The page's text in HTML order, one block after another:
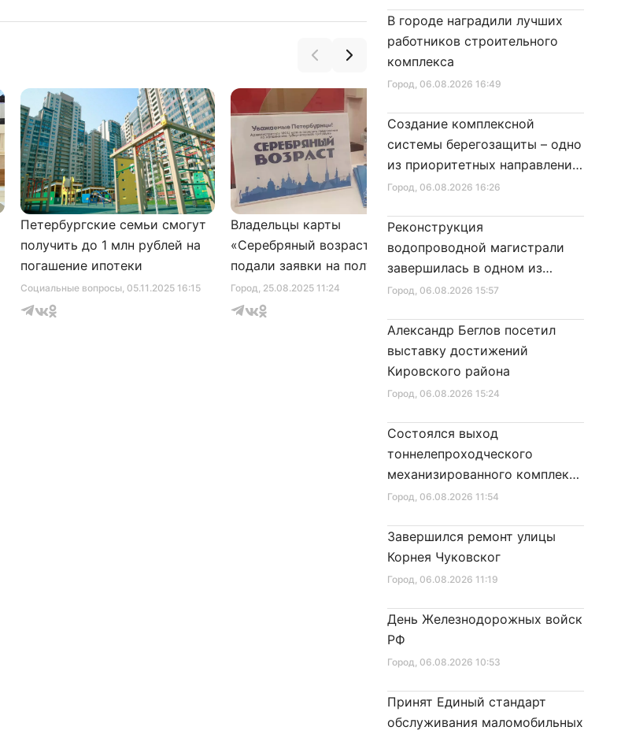
Социальные вопросы, 05.11.2025 16:15
Петербургские семьи смогут
получить до 1 млн рублей на
погашение ипотеки
Город, 25.08.2025 11:24
Владельцы карты
«Серебряный возраст»
подали заявки на получение
сертификата для посещения
музеев
Город, 10.01.2026 16:46
Александр Беглов подписал
Закон «О внесении изменения
в Закон Санкт‑Петербурга
«Социальный кодекс
Город, 06.08.2026 16:49
В городе наградили лучших
работников строительного
комплекса
Город, 06.08.2026 16:26
Создание комплексной
системы берегозащиты – одно
из приоритетных направлений
развития Петербурга
Город, 06.08.2026 15:57
Реконструкция
водопроводной магистрали
завершилась в одном из
районов города
Город, 06.08.2026 15:24
Александр Беглов посетил
выставку достижений
Кировского района
Город, 06.08.2026 11:54
Состоялся выход
тоннелепроходческого
механизированного комплекса
«Надежда» на поверхность
Город, 06.08.2026 11:19
Завершился ремонт улицы
Корнея Чуковског
Город, 06.08.2026 10:53
День Железнодорожных войск
РФ
Принят Единый стандарт
обслуживания маломобильных